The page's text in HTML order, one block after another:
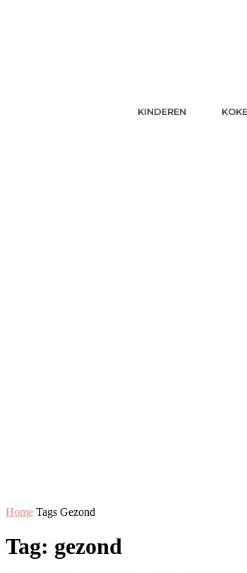
KINDEREN
Home Tags Gezond
Tag: gezond